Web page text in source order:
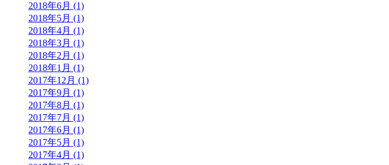
2018年6月 (1)
2018年5月 (1)
2018年4月 (1)
2018年3月 (1)
2018年2月 (1)
2018年1月 (1)
2017年12月 (1)
2017年9月 (1)
2017年8月 (1)
2017年7月 (1)
2017年6月 (1)
2017年5月 (1)
2017年4月 (1)